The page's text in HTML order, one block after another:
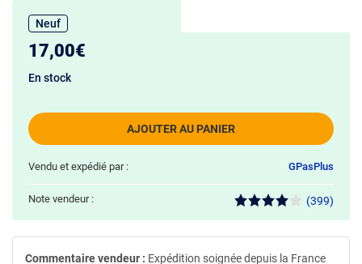
Neuf
17,00€
AJOUTER AU PANIER
En stock
Vendu et expédié par : GPasPlus
Note vendeur : (399)
Commentaire vendeur : Expédition soignée depuis la France